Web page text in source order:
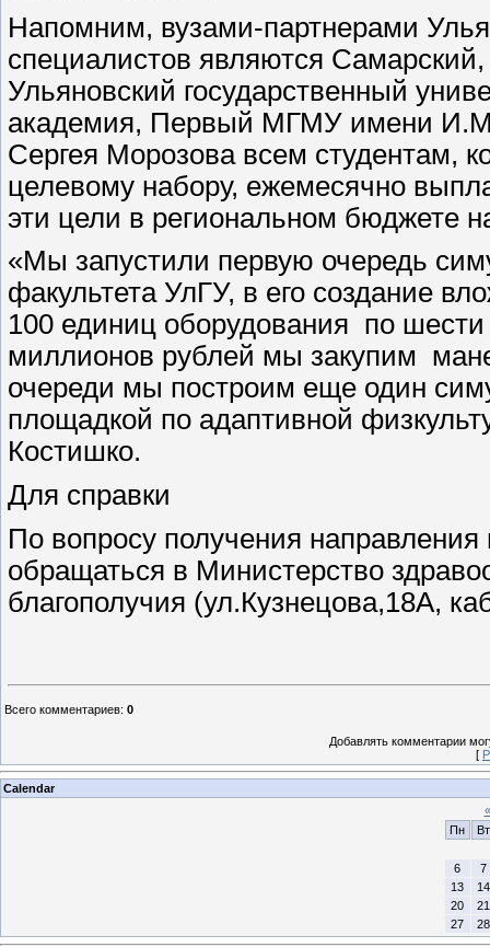
Напомним, вузами-партнерами
специалистов являются
Ульяновский государственный
академия, Первый МГМУ имени
Сергея Морозова всем студентам,
целевому набору, ежемесячно
эти цели в региональном бюджете
«Мы запустили первую очередь
факультета УлГУ, в его создание
100 единиц оборудования по
миллионов рублей мы закупим
очереди мы построим еще один
площадкой по адаптивной
Костишко.
Для справки
По вопросу получения
обращаться в Министерство
благополучия (ул.Кузнецова,18А,
Всего комментариев: 0
Добавлять комментарии
[
Calendar
«
Пн
Вт
6
7
13
14
20
21
27
28